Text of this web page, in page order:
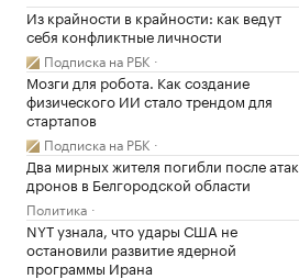
Из крайности в крайности: как ведут
себя конфликтные личности
Подписка на РБК
Мозги для робота. Как создание
физического ИИ стало трендом для
стартапов
Подписка на РБК
Два мирных жителя погибли после атак
дронов в Белгородской области
Политика
NYT узнала, что удары США не
остановили развитие ядерной
программы Ирана